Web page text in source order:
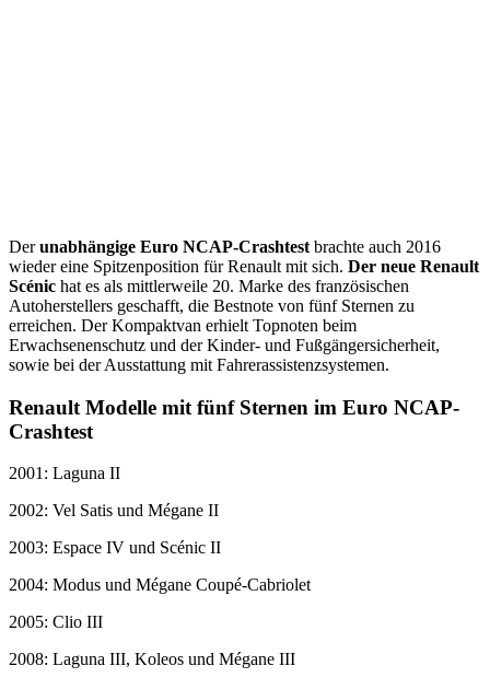
Derunabhängige Euro NCAP-Crashtest brachte auch 2016
wieder eine Spitzenposition für Renault mit sich. Der neue Renault
Scénic hat es als mittlerweile 20. Marke des französischen
Autoherstellers geschafft, die Bestnote von fünf Sternen zu
erreichen. Der Kompaktvan erhielt Topnoten beim
Erwachsenenschutz und der Kinder- und Fußgängersicherheit,
sowie bei der Ausstattung mit Fahrerassistenzsystemen.
Renault Modelle mit fünf Sternen im Euro NCAP-
Crashtest
2001: Laguna II
2002: Vel Satis und Mégane II
2003: Espace IV und Scénic II
2004: Modus und Mégane Coupé-Cabriolet
2005: Clio III
2008: Laguna III, Koleos und Mégane III